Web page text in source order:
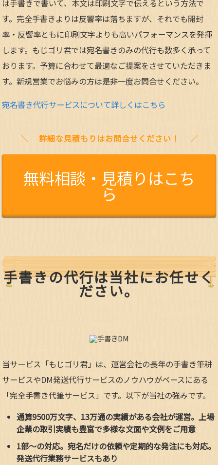
は手書きで書いて、本文は印刷文字で伝えるという方法で
す。完全手書きよりは反響率は落ちますが、それでも開封
率・反響率ともに印刷文字よりも高いパフォーマンスを発揮
します。もじゴリ君では宛名書きのみの代行も数多く承って
おります。予算に合わせて最適なご提案をさせていただきま
す。新規営業でお悩みの方は是非一度お問合せください。
宛名書き代行サービスについて詳しくはこちら
詳細な見積もりはお問合せください！
無料相談・見積りはこち
ら
手書きの代行は当社にお任せく
ださい。
当サービス「もじゴリ君」は、運営会社の長年の手書き筆耕
サービスやDM発送代行サービスのノウハウがベースにある
「完全手書き代筆サービス」です。以下が当社の強みです。
通算9500万文字、13万通の実績がある会社が運営。上場
企業の取引実績も豊富で多様な文面や文例をご用意
1部～の対応。宛名だけの依頼や定期的な発注にも対応。
発送代行業務サービスもあり